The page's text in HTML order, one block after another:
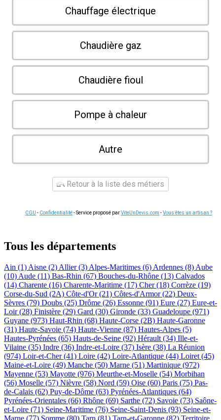
Chauffage électrique
Chaudière gaz
Chaudière fioul
Pompe à chaleur
Autre
Retour à la liste des métiers
CGU - Confidentialité- Service proposé parViteUnDevis.com -Vous êtes un artisan ?
Tous les départements
Ain (1) Aisne (2) Allier (3) Alpes-Maritimes (6) Ardennes (8) Aube
(10) Aude (11) Bas-Rhin (67) Bouches-du-Rhône (13) Calvados
(14) Charente (16) Charente-Maritime (17) Cher (18) Corrèze (19)
Corse-du-Sud (2A) Côte-d'Or (21) Côtes-d'Armor (22) Deux-
Sèvres (79) Doubs (25) Drôme (26) Essonne (91) Eure (27) Eure-et-
Loir (28) Finistère (29) Gard (30) Gironde (33) Guadeloupe (971)
Guyane (973) Haut-Rhin (68) Haute-Corse (2B) Haute-Garonne
(31) Haute-Savoie (74) Haute-Vienne (87) Hautes-Alpes (5)
Hautes-Pyrénées (65) Hauts-de-Seine (92) Hérault (34) Ille-et-
Vilaine (35) Indre (36) Indre-et-Loire (37) Isère (38) La Réunion
(974) Loir-et-Cher (41) Loire (42) Loire-Atlantique (44) Loiret (45)
Maine-et-Loire (49) Manche (50) Marne (51) Martinique (972)
Mayenne (53) Mayotte (976) Meurthe-et-Moselle (54) Morbihan
(56) Moselle (57) Nièvre (58) Nord (59) Oise (60) Paris (75) Pas-
de-Calais (62) Puy-de-Dôme (63) Pyrénées-Atlantiques (64)
Pyrénées-Orientales (66) Rhône (69) Sarthe (72) Savoie (73) Saône-
et-Loire (71) Seine-Maritime (76) Seine-Saint-Denis (93) Seine-et-
Marne (77) Somme (80) Tarn (81) Tarn-et-Garonne (82) Territoire